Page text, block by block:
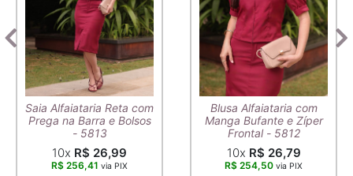
Saia Alfaiataria Reta com
Prega na Barra e Bolsos
- 5813
10x R$ 26,99
R$ 256,41 via PIX
Blusa Alfaiataria com
Manga Bufante e Zíper
Frontal - 5812
10x R$ 26,79
R$ 254,50 via PIX